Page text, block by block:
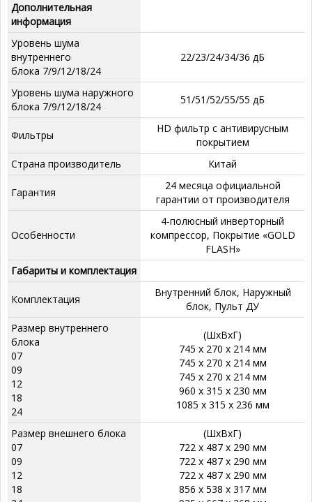
Дополнительная
информация
Уровень шума
внутреннего
блока 7/9/12/18/24
22/23/24/34/36 дБ
Уровень шума наружного
блока 7/9/12/18/24
51/51/52/55/55 дБ
Фильтры
HD фильтр с антивирусным
покрытием
Страна производитель
Китай
Гарантия
24 месяца официальной
гарантии от производителя
Особенности
4-полюсный инверторный
компрессор, Покрытие «GOLD
FLASH»
Габариты и комплектация
Комплектация
Внутренний блок, Наружный
блок, Пульт ДУ
Размер внутреннего
блока
07
09
12
18
24
(ШхВхГ)
745 x 270 x 214 мм
745 x 270 x 214 мм
745 x 270 x 214 мм
960 x 315 x 230 мм
1085 x 315 x 236 мм
Размер внешнего блока
07
09
12
18
(ШхВхГ)
722 x 487 x 290 мм
722 x 487 x 290 мм
722 x 487 x 290 мм
856 x 538 x 317 мм